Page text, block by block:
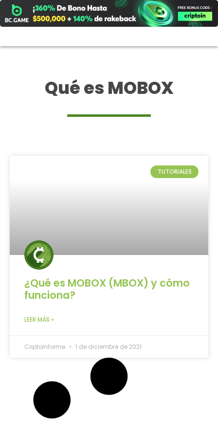
al
contenido
Qué es MOBOX
TUTORIALES
¿Qué es MOBOX (MBOX) y cómo
funciona?
LEER MÁS »
Criptoinforme 1 de diciembre de 2021